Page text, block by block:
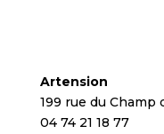
Artension
199 rue du Champ
04 74 21 18 77